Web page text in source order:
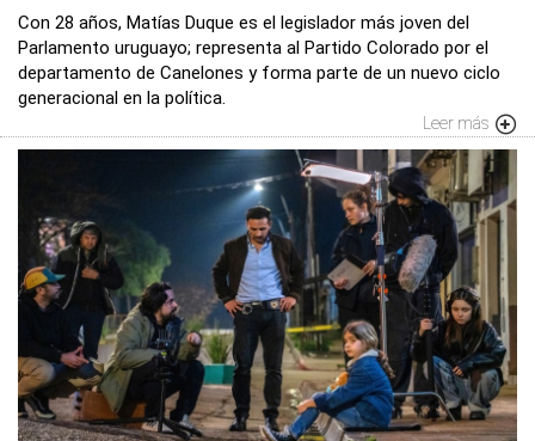
Con 28 años, Matías Duque es el legislador más joven del
Parlamento uruguayo; representa al Partido Colorado por el
departamento de Canelones y forma parte de un nuevo ciclo
generacional en la política.
Leer más